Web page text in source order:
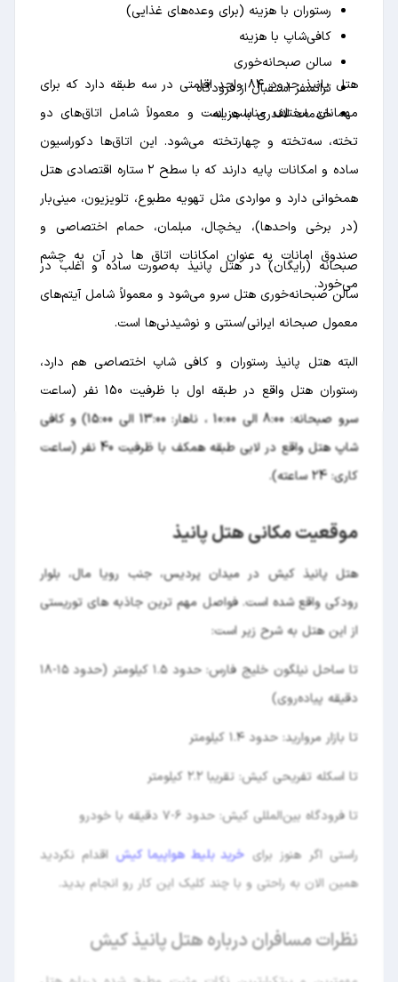
رستوران با هزینه (برای وعده‌های غذایی)
کافی‌شاپ با هزینه
سالن صبحانه‌خوری
ترانسفر استقبال از فرودگاه
خدمات لاندری با هزینه
هتل پانیذ حدود ۸۴ واحد اقامتی در سه طبقه دارد که برای
مهمانان مختلف مناسب است و معمولاً شامل اتاق‌های دو
تخته، سه‌تخته و چهار‌تخته می‌شود. این اتاق‌ها دکوراسیون
ساده و امکانات پایه دارند که با سطح ۲ ستاره اقتصادی هتل
همخوانی دارد و مواردی مثل تهویه مطبوع، تلویزیون، مینی‌بار
(در برخی واحدها)، یخچال، مبلمان، حمام اختصاصی و
صندوق امانات به عنوان امکانات اتاق ها در آن به چشم
می‌خورد.
صبحانه (رایگان) در هتل پانیذ به‌صورت ساده و اغلب در
سالن صبحانه‌خوری هتل سرو می‌شود و معمولاً شامل آیتم‌های
معمول صبحانه ایرانی/سنتی و نوشیدنی‌ها است.
البته هتل پانیذ رستوران و کافی شاپ اختصاصی هم دارد،
رستوران هتل واقع در طبقه اول با ظرفیت 150 نفر (ساعت
سرو صبحانه: 8:00 الی 10:00 ، ناهار: 13:00 الی 15:00) و کافی
شاپ هتل واقع در لابی طبقه همکف با ظرفیت 40 نفر (ساعت
کاری: 24 ساعته).
موقعیت مکانی هتل پانیذ
هتل پانيذ كيش در میدان پردیس، جنب رویا مال، بلوار
رودکی واقع شده است. فواصل مهم ترین جاذبه های توریستی
از این هتل به شرح زیر است:
تا ساحل نیلگون خلیج فارس: حدود ۱.۵ کیلومتر (حدود ۱۵-۱۸
دقیقه پیاده‌روی)
تا بازار مروارید: حدود ۱.۴ کیلومتر
تا اسکله تفریحی کیش: تقریبا ۲.۲ کیلومتر
تا فرودگاه بین‌المللی کیش: حدود ۶-۷ دقیقه با خودرو
راستی اگر هنوز برای خرید بلیط هواپیما کیش اقدام نکردید
همین الان به راحتی و با چند کلیک این کار رو انجام بدید.
نظرات مسافران درباره هتل پانیذ کیش